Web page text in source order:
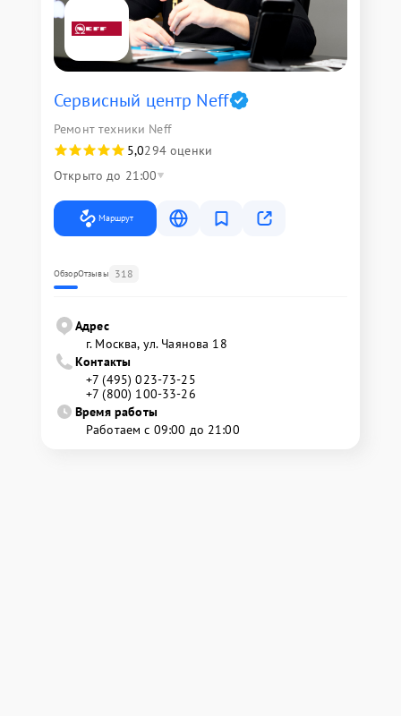
Сервисный центр Neff
Ремонт техники Neff
5,0294 оценки
Открыто до 21:00
Маршрут
ОбзорОтзывы 318
Адрес
г. Москва, ул. Чаянова 18
Контакты
+7 (495) 023-73-25
+7 (800) 100-33-26
Время работы
Работаем с 09:00 до 21:00